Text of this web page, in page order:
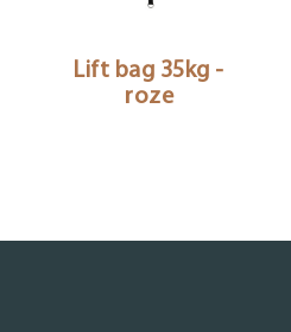
Lift bag 35kg -
roze